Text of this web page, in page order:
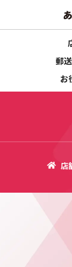
郵
お
店